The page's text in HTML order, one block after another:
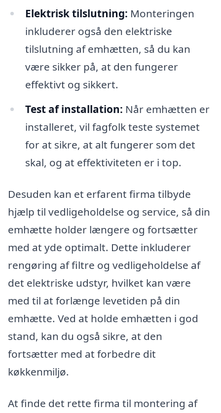
Elektrisk tilslutning: Monteringen
inkluderer også den elektriske
tilslutning af emhætten, så du kan
være sikker på, at den fungerer
effektivt og sikkert.
Test af installation: Når emhætten er
installeret, vil fagfolk teste systemet
for at sikre, at alt fungerer som det
skal, og at effektiviteten er i top.
Desuden kan et erfarent firma tilbyde
hjælp til vedligeholdelse og service, så din
emhætte holder længere og fortsætter
med at yde optimalt. Dette inkluderer
rengøring af filtre og vedligeholdelse af
det elektriske udstyr, hvilket kan være
med til at forlænge levetiden på din
emhætte. Ved at holde emhætten i god
stand, kan du også sikre, at den
fortsætter med at forbedre dit
køkkenmiljø.
At finde det rette firma til montering af